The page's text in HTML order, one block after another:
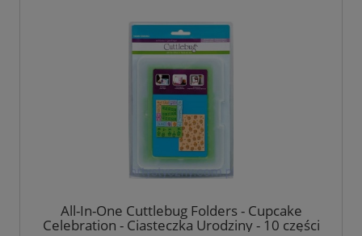
All-In-One Cuttlebug Folders - Cupcake
Celebration - Ciasteczka Urodziny - 10 części